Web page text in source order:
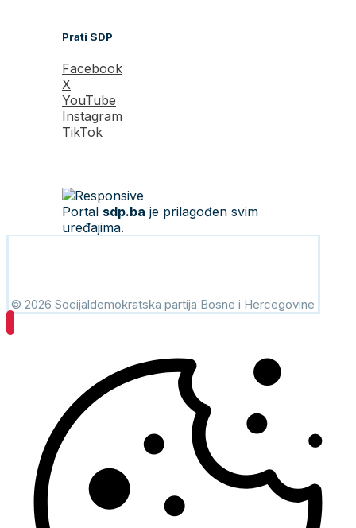
Prati SDP
Facebook
X
YouTube
Instagram
TikTok
Portal sdp.ba je prilagođen svim
uređajima.
© 2026 Socijaldemokratska partija Bosne i Hercegovine